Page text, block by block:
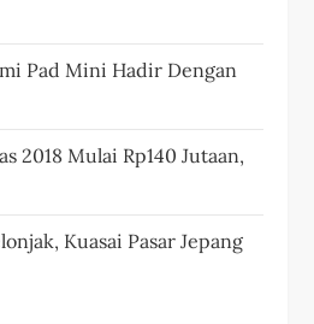
Pad Mini Hadir Dengan
2018 Mulai Rp140 Jutaan,
Kuasai Pasar Jepang